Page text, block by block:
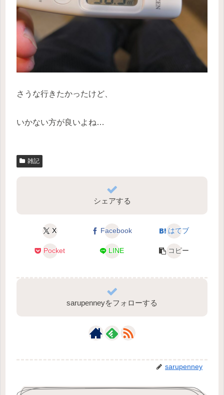
さうな行きたかったけど、
いかない方が良いよね…
雑記
シェアする
X Facebook はてブ
Pocket LINE コピー
sarupenneyをフォローする
sarupenney